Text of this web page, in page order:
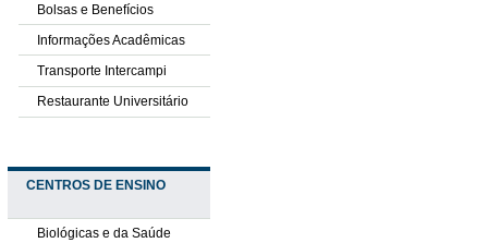
Bolsas e Benefícios
Informações Acadêmicas
Transporte Intercampi
Restaurante Universitário
CENTROS DE ENSINO
Biológicas e da Saúde